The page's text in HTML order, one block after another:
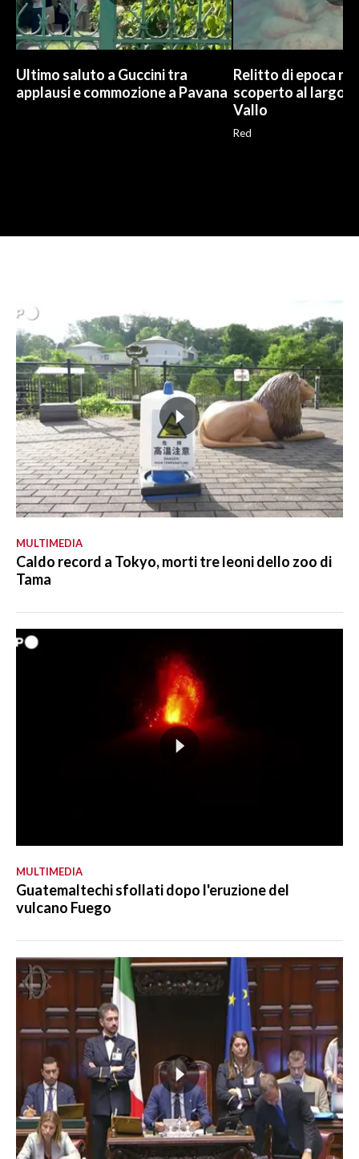
Ultimo saluto a Guccini tra
applausi e commozione a Pavana
Relitto di epoca
scoperto al largo
Vallo
Red
MULTIMEDIA
Caldo record a Tokyo, morti tre leoni dello zoo di
Tama
MULTIMEDIA
Guatemaltechi sfollati dopo l'eruzione del
vulcano Fuego